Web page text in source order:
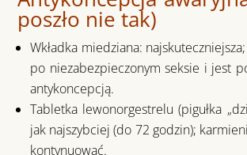
poszło nie tak)
Wkładka miedziana:
po niezabezpieczonym seksie i jest
antykoncepcją.
Tabletka lewonorgestrelu (pigułka
jak najszybciej (do 72 godzin);
kontynuować.